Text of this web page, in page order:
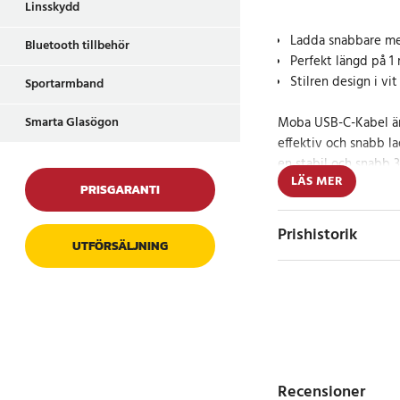
Linsskydd
Bluetooth tillbehör
Sportarmband
Smarta Glasögon
PRISGARANTI
UTFÖRSÄLJNING
Ladda snabbare
Perfekt längd på
Stilren design i
Moba USB-C-Kabel
effektiv och snabb
en stabil och snabb
är perfekt för alla
Dess 1 meter långa
balansen mellan
den vita färgen ger
sammanhang.
slitstark
LÄS MER
Prishistorik
Recensioner